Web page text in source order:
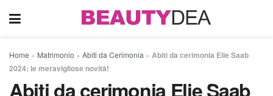
Home » Matrimonio » Abiti da Cerimonia » Abiti da cerimonia Elie Saab
2024: le meravigliose novità!
Abiti da cerimonia Elie Saab